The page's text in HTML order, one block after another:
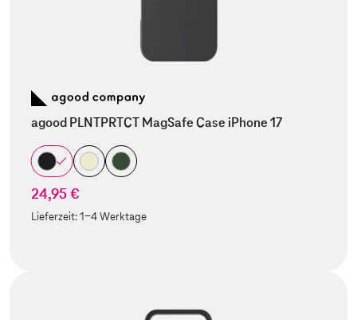
agood PLNTPRTCT MagSafe Case iPhone 17
24,95 €
Lieferzeit:1-4 Werktage